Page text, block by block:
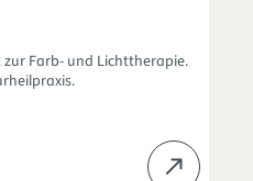
Farb- und Lichttherapie.